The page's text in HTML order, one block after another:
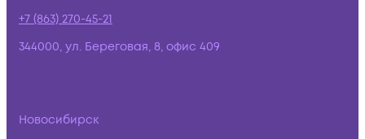
+7 (863) 270-45-21
344000, ул. Береговая, 8, офис 409
Новосибирск